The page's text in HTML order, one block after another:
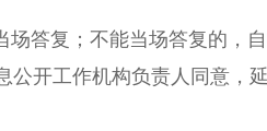
答复；不能当场答复的，自
开工作机构负责人同意，